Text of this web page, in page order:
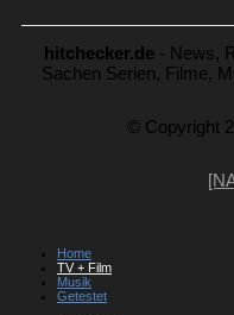
hitchecker.de - News,
Sachen Serien, Filme,
© Copyright
Home
TV + Film
Musik
Getestet